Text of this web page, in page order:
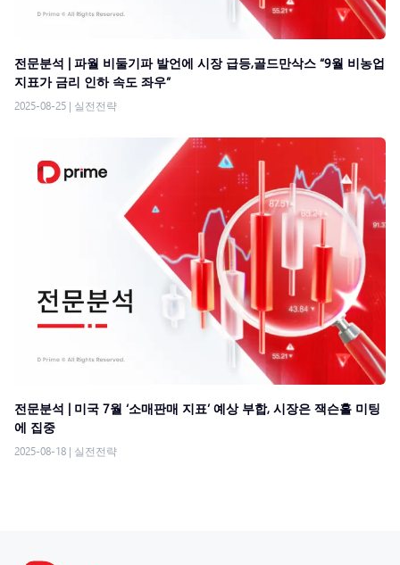
전문분석 | 파월 비둘기파 발언에 시장 급등,골드만삭스 “9월 비농업
지표가 금리 인하 속도 좌우”
2025-08-25 | 실전전략
전문분석 | 미국 7월 ‘소매판매 지표’ 예상 부합, 시장은 잭슨홀 미팅
에 집중
2025-08-18 | 실전전략